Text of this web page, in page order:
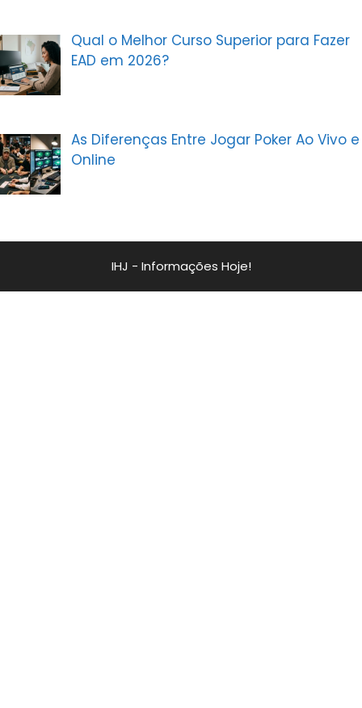
Qual o Melhor Curso Superior para Fazer
EAD em 2026?
As Diferenças Entre Jogar Poker Ao Vivo e
Online
IHJ - Informações Hoje!